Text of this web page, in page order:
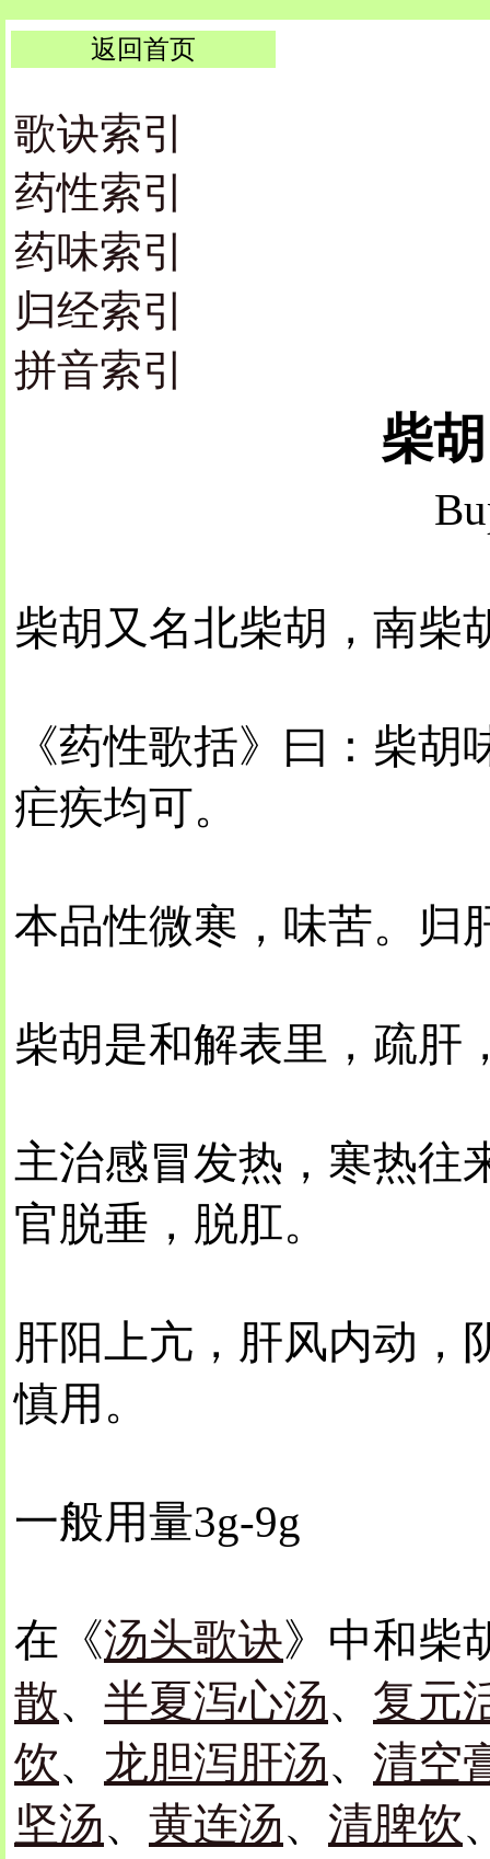
返回首页
歌诀索引
药性索引
药味索引
归经索引
拼音索引
柴
柴胡又名北柴胡，南柴
《药性歌括》曰：柴
疟疾均可。
本品性微寒，味苦。归
柴胡是和解表里，疏肝
主治感冒发热，寒热往
官脱垂，脱肛。
肝阳上亢，肝风内动，
慎用。
一般用量3g-9g
在《汤头歌诀》中和柴
散、 半夏泻心汤、 复元
饮、 龙胆泻肝汤、 清空
坚汤、 黄连汤、 清脾饮